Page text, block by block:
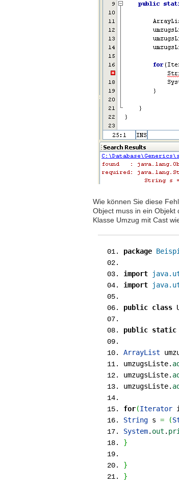
Wie können Sie diese
Object muss in ein Objekt
Klasse Umzug mit Cast
package
import
import
public class
public static
ArrayList
umzugsListe.
umzugsListe.
umzugsListe.
for(Iterator
String s = (
System. out .
}
}
}